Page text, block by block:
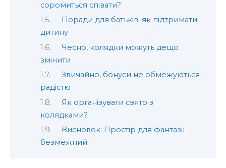
соромиться співати?
Поради для батьків: як підтримати
дитину
Чесно, колядки можуть дещо
змінити
Звичайно, бонуси не обмежуються
радістю
Як організувати свято з
колядками?
Висновок: Простір для фантазії
безмежний